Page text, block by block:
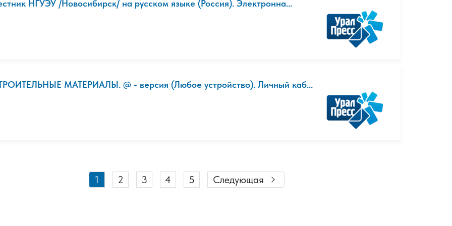
НГУЭУ /Новосибирск/ на русском языке (Россия). Электронна...
МАТЕРИАЛЫ. @ - версия (Любое устройство). Личный каб...
1 2 3 4 5 Следующая